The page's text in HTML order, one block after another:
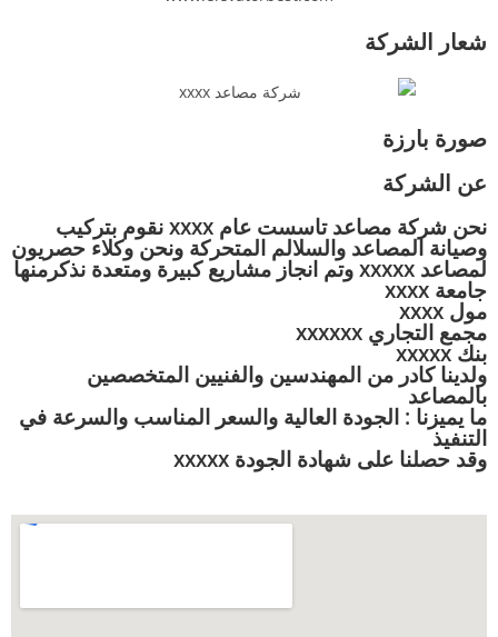
شعار الشركة
صورة بارزة
عن الشركة
نحن شركة مصاعد تاسست عام xxxx نقوم بتركيب
وصيانة المصاعد والسلالم المتحركة ونحن وكلاء حصريون
لمصاعد xxxxx وتم انجاز مشاريع كبيرة ومتعدة نذكرمنها
جامعة xxxx
مول xxxx
مجمع التجاري xxxxxx
بنك xxxxx
ولدينا كادر من المهندسين والفنيين المتخصصين
بالمصاعد
ما يميزنا : الجودة العالية والسعر المناسب والسرعة في
التنفيذ
وقد حصلنا على شهادة الجودة xxxxx